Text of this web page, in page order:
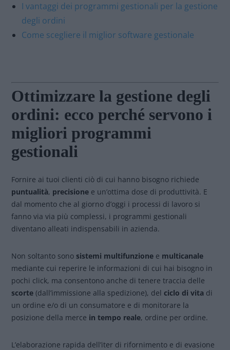
I vantaggi dei programmi gestionali per la gestione
degli ordini
Come scegliere il miglior software gestionale
Ottimizzare la gestione degli
ordini: ecco perché servono i
migliori programmi
gestionali
Fornire ai tuoi clienti ciò di cui hanno bisogno richiede
puntualità, precisione e un’ottima dose di produttività. E
dal momento che al giorno d’oggi i processi di lavoro si
fanno via via più complessi, i programmi gestionali
diventano alleati indispensabili in azienda.
Non soltanto sono sistemi multifunzione e multicanale
mediante cui reperire le informazioni di cui hai bisogno in
pochi click, ma consentono anche di tenere traccia delle
scorte (dall’immissione alla spedizione), del ciclo di vita di
un ordine e/o di un consumatore e di monitorare la
posizione della merce in tempo reale, ordine per ordine.
L’elaborazione rapida dell’iter di rifornimento e di evasione